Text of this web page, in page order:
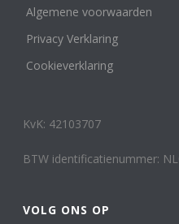
Algemene voorwaarden
Privacy Verklaring
Cookieverklaring
KvK: 42103707
BTW identificatienummer:
VOLG ONS OP